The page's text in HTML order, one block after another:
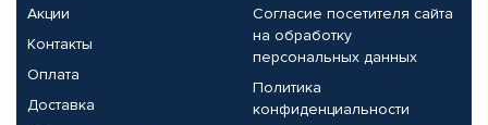
Акции
Контакты
Оплата
Доставка
Согласие посетителя сайта
на обработку
персональных данных
Политика
конфиденциальности